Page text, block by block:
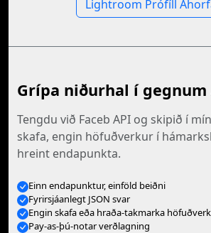
Lightroom Prófíll
Grípa niðurhal í gegnum
Tengdu við Faceb API og skipið í
skafa, engin höfuðverkur í
hreint endapunkta.
Einn endapunktur, einföld beiðni
Fyrirsjáanlegt JSON svar
Engin skafa eða hraða-takmarka
Pay-as-þú-notar verðlagning